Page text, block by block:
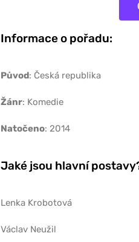
Informace o pořadu:
Původ: Česká republika
Žánr: Komedie
Natočeno: 2014
Jaké jsou hlavní
Lenka Krobotová
Václav Neužil